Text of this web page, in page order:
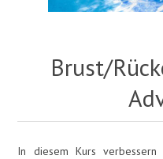
Brust/
In diesem Kurs